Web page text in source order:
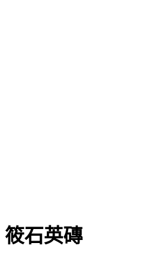
筱石英磚